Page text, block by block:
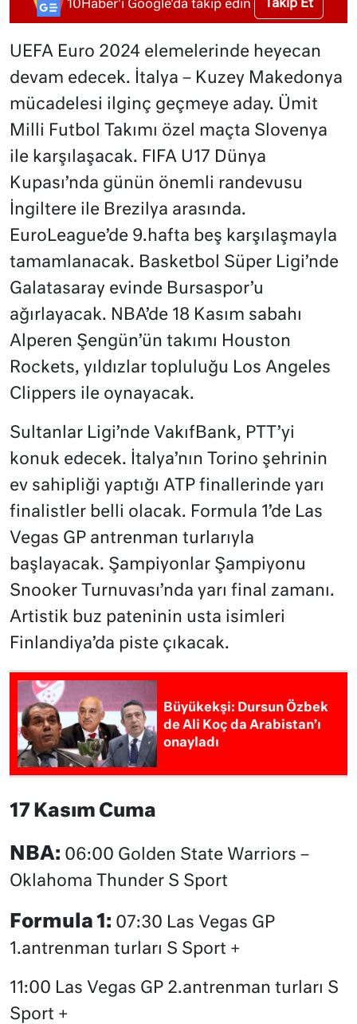
10Haber'i Google'da takip edin Takip Et
UEFA Euro 2024 elemelerinde heyecan
devam edecek. İtalya – Kuzey Makedonya
mücadelesi ilginç geçmeye aday. Ümit
Milli Futbol Takımı özel maçta Slovenya
ile karşılaşacak. FIFA U17 Dünya
Kupası’nda günün önemli randevusu
İngiltere ile Brezilya arasında.
EuroLeague’de 9.hafta beş karşılaşmayla
tamamlanacak. Basketbol Süper Ligi’nde
Galatasaray evinde Bursaspor’u
ağırlayacak. NBA’de 18 Kasım sabahı
Alperen Şengün’ün takımı Houston
Rockets, yıldızlar topluluğu Los Angeles
Clippers ile oynayacak.
Sultanlar Ligi’nde VakıfBank, PTT’yi
konuk edecek. İtalya’nın Torino şehrinin
ev sahipliği yaptığı ATP finallerinde yarı
finalistler belli olacak. Formula 1’de Las
Vegas GP antrenman turlarıyla
başlayacak. Şampiyonlar Şampiyonu
Snooker Turnuvası’nda yarı final zamanı.
Artistik buz pateninin usta isimleri
Finlandiya’da piste çıkacak.
Büyükekşi: Dursun Özbek
de Ali Koç da Arabistan’ı
onayladı
17 Kasım Cuma
NBA: 06:00 Golden State Warriors –
Oklahoma Thunder S Sport
Formula 1: 07:30 Las Vegas GP
1.antrenman turları S Sport +
11:00 Las Vegas GP 2.antrenman turları S
Sport +